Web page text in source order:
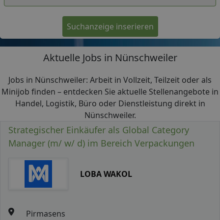
Suchanzeige inserieren
Aktuelle Jobs in Nünschweiler
Jobs in Nünschweiler: Arbeit in Vollzeit, Teilzeit oder als
Minijob finden – entdecken Sie aktuelle Stellenangebote in
Handel, Logistik, Büro oder Dienstleistung direkt in
Nünschweiler.
Strategischer Einkäufer als Global Category
Manager (m/ w/ d) im Bereich Verpackungen
LOBA WAKOL
Pirmasens